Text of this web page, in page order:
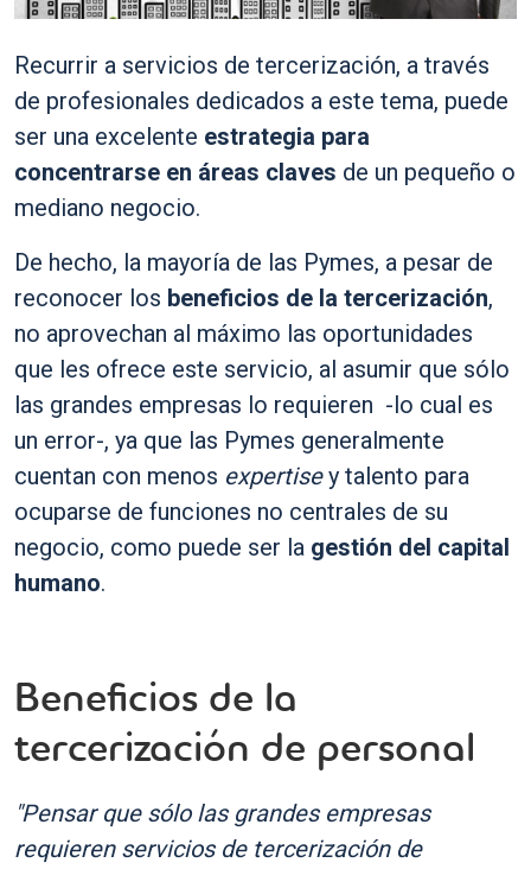
Recurrir a servicios de tercerización, a través
de profesionales dedicados a este tema, puede
ser una excelente estrategia para
concentrarse en áreas claves de un pequeño o
mediano negocio.
De hecho, la mayoría de las Pymes, a pesar de
reconocer los beneficios de la tercerización,
no aprovechan al máximo las oportunidades
que les ofrece este servicio, al asumir que sólo
las grandes empresas lo requieren -lo cual es
un error-, ya que las Pymes generalmente
cuentan con menos expertisey talento para
ocuparse de funciones no centrales de su
negocio, como puede ser la gestión del capital
humano.
Beneficios de la
tercerización de personal
"Pensar que sólo las grandes empresas
requieren servicios de tercerización de